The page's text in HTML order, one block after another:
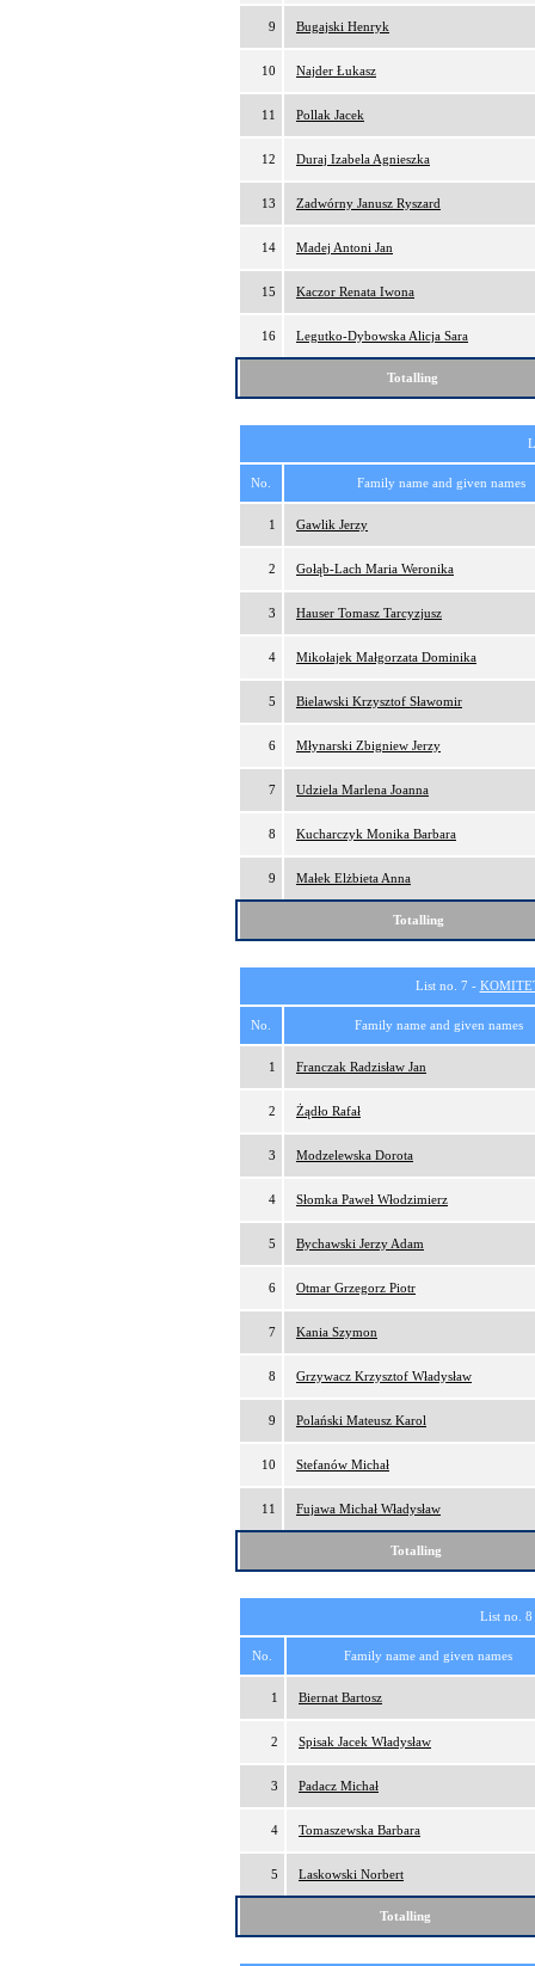
9 Bugajski Henryk
10 Najder Łukasz
11 Pollak Jacek
12 Duraj Izabela Agnieszka
13 Zadwórny Janusz Ryszard
14 Madej Antoni Jan
15 Kaczor Renata Iwona
16 Legutko-Dybowska Alicja Sara
Totalling
No. Family name and given names
1 Gawlik Jerzy
2 Gołąb-Lach Maria Weronika
3 Hauser Tomasz Tarcyzjusz
4 Mikołajek Małgorzata Dominika
5 Bielawski Krzysztof Sławomir
6 Młynarski Zbigniew Jerzy
7 Udziela Marlena Joanna
8 Kucharczyk Monika Barbara
9 Małek Elżbieta Anna
Totalling
List no. 7 -
No. Family name and given names
1 Franczak Radzisław Jan
2 Żądło Rafał
3 Modzelewska Dorota
4 Słomka Paweł Włodzimierz
5 Bychawski Jerzy Adam
6 Otmar Grzegorz Piotr
7 Kania Szymon
8 Grzywacz Krzysztof Władysław
9 Polański Mateusz Karol
10 Stefanów Michał
11 Fujawa Michał Władysław
Totalling
List no.
No. Family name and given names
1 Biernat Bartosz
2 Spisak Jacek Władysław
3 Padacz Michał
4 Tomaszewska Barbara
5 Laskowski Norbert
Totalling